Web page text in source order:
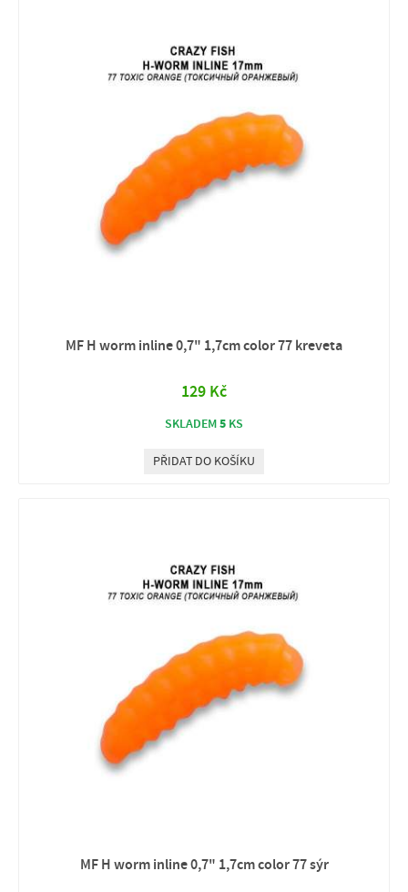
MF H worm inline 0,7" 1,7cm color 77 kreveta
129 Kč
SKLADEM5 KS
PŘIDAT DO KOŠÍKU
MF H worm inline 0,7" 1,7cm color 77 sýr